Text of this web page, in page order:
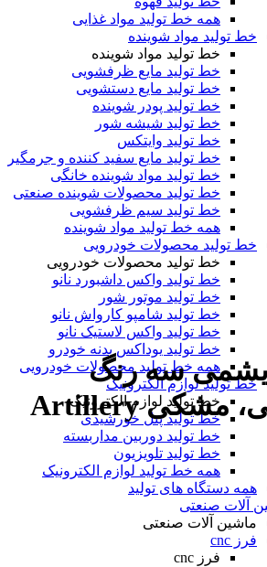
همه خط تولید مواد غذایی
خط تولید مواد شوینده
خط تولید مواد شوینده
خط تولید مایع ظرفشویی
خط تولید مایع دستشویی
خط تولید پودر شوینده
خط تولید شیشه شور
خط تولید وایتکس
خط تولید مایع سفید کننده و جرمگیر
خط تولید مواد شوینده خانگی
خط تولید محصولات شوینده صنعتی
خط تولید سیم ظرفشویی
همه خط تولید مواد شوینده
خط تولید محصولات خودرویی
خط تولید محصولات خودرویی
خط تولید واکس داشبورد نانو
خط تولید موتور شور
خط تولید شامپو کارواش نانو
خط تولید واکس لاستیک نانو
خط تولید یوداکس بدنه خودرو
همه خط تولید محصولات خودرویی
خط تولید لوازم الکترونیک
خط تولید لوازم الکترونیک
خط تولید پنل خورشیدی
خط تولید دوربین مداربسته
خط تولید تلویزیون
همه خط تولید لوازم الکترونیک
همه دستگاه های تولید
آلات صنعتی
ماشین آلات صنعتی
فرز cnc
فرز cnc
سه رنگ
طلایی، مسی، مشکی Artillery